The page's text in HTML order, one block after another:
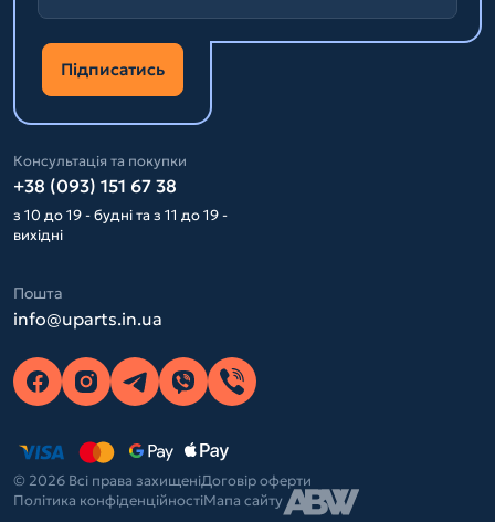
Підписатись
Консультація та покупки
+38 (093) 151 67 38
з 10 до 19 - будні та з 11 до 19 -
вихідні
Пошта
info@uparts.in.ua
© 2026 Всі права захищеніДоговір оферти
Політика конфіденційностіМапа сайту